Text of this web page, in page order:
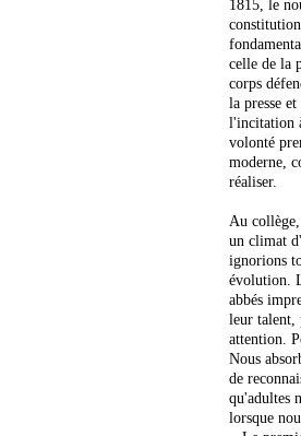
1815, le
celle de la
corps
la presse
l'incitation
volonté
moderne,
réaliser.
Au
un climat
ignorions
évolution.
abbés
leur talent,
attention.
Nous
de
qu'adultes
lorsque